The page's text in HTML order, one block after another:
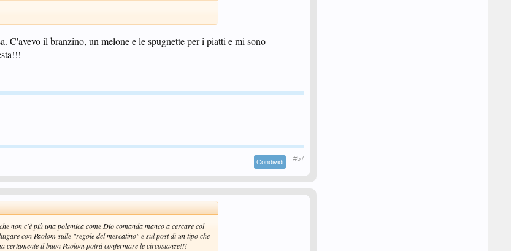
C'avevo il branzino, un melone e le spugnette per i piatti e mi sono
Condividi #57
non c'è più una polemica come Dio comanda manco a cercare col
con Paolom sulle "regole del mercatino" e sul post di un tipo che
il buon Paolom potrà confermare le circostanze!!!